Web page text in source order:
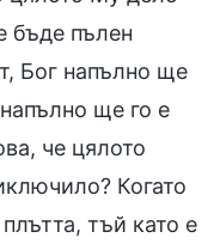
бъде пълен
Бог напълно ще
ще го е
че цялото
Когато
тъй като е